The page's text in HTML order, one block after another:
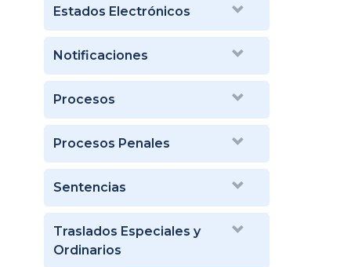
Estados Electrónicos
Notificaciones
Procesos
Procesos Penales
Sentencias
Traslados Especiales y
Ordinarios